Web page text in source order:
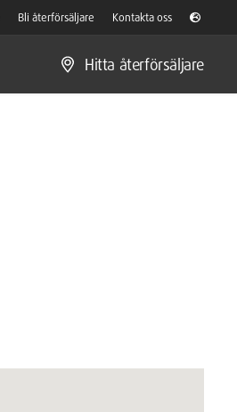
Bli återförsäljare Kontakta oss
Hitta återförsäljare